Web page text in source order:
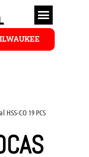
CO 19 PCS